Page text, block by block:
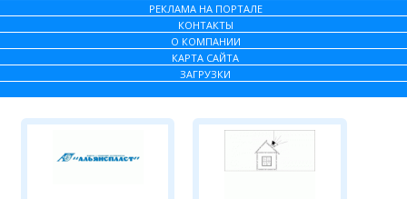
РЕКЛАМА НА ПОРТАЛЕ
КОНТАКТЫ
О КОМПАНИИ
КАРТА САЙТА
ЗАГРУЗКИ